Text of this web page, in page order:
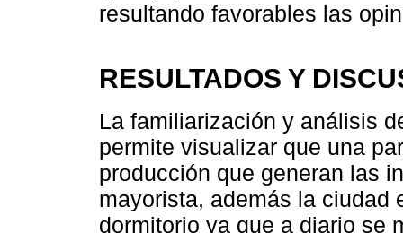
resultando favorables las
RESULTADOS Y
La familiarización y análisis
permite visualizar que una
producción que generan las
mayorista, además la ciudad
dormitorio ya que a diario se